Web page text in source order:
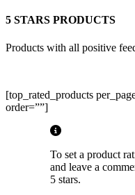
5 STARS PRODUCTS
Products with all positive
[top_rated_products
order=””]
To set a product
and leave a
5 stars.